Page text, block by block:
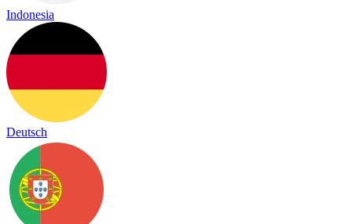
Indonesia
Deutsch